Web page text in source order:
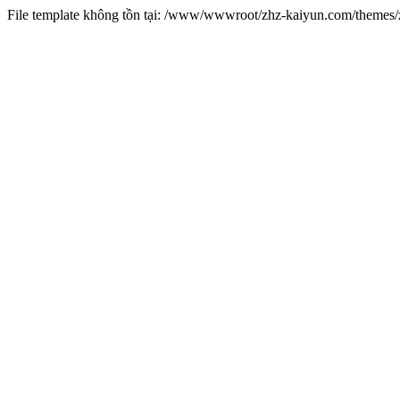
File template không tồn tại: /www/wwwroot/zhz-kaiyun.com/